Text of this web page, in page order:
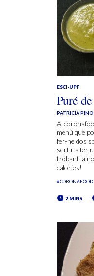
ESCI-UPF
Puré
PATRICIA PINO
Al
menú que
fer-ne dos
sortir a fer
trobant la
calories!
2 MINS